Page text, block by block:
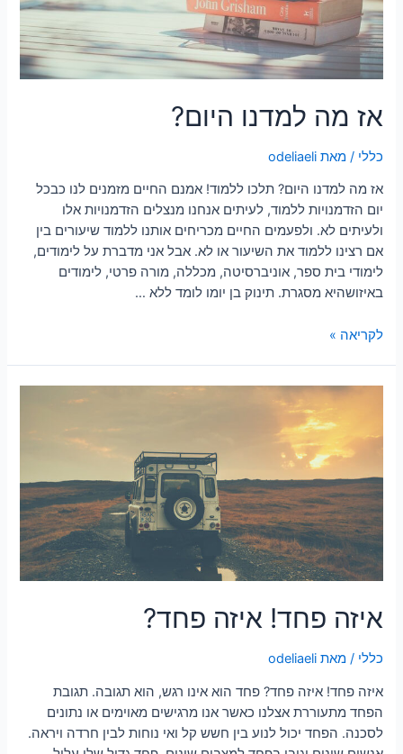
אז מה למדנו היום?
כללי / מאתodeliaeli
אז מה למדנו היום? תלכו ללמוד! אמנם החיים מזמנים לנו כבכל
יום הזדמנויות ללמוד, לעיתים אנחנו מנצלים הזדמנויות אלו
ולעיתים לא. ולפעמים החיים מכריחים אותנו ללמוד שיעורים בין
אם רצינו ללמוד את השיעור או לא. אבל אני מדברת על לימודים,
לימודי בית ספר, אוניברסיטה, מכללה, מורה פרטי, לימודים
באיזושהיא מסגרת. תינוק בן יומו לומד ללא …
לקריאה »
איזה פחד! איזה פחד?
כללי / מאתodeliaeli
איזה פחד! איזה פחד? פחד הוא אינו רגש, הוא תגובה. תגובת
הפחד מתעוררת אצלנו כאשר אנו מרגישים מאוימים או נתונים
לסכנה. הפחד יכול לנוע בין חשש קל ואי נוחות לבין חרדה ויראה.